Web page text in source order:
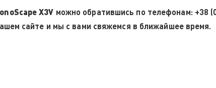
Х3V можно обратившись по телефонам: +38
сайте и мы с вами свяжемся в ближайшее время.